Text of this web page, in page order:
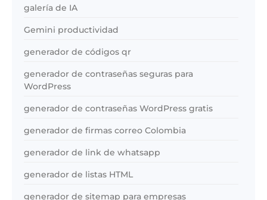
galería de IA
Gemini productividad
generador de códigos qr
generador de contraseñas seguras para
WordPress
generador de contraseñas WordPress gratis
generador de firmas correo Colombia
generador de link de whatsapp
generador de listas HTML
generador de sitemap para empresas